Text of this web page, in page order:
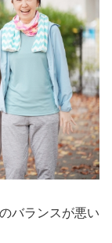
バランスが悪い